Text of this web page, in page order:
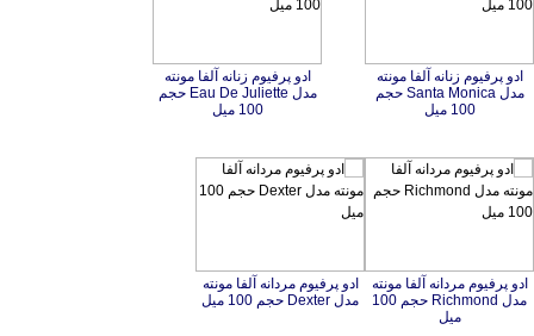
ادو پرفیوم زنانه آلفا مونته
مدل Santa Monica حجم
100 میل
ادو پرفیوم زنانه آلفا مونته
مدل Eau De Juliette حجم
100 میل
ادو پرفیوم مردانه آلفا مونته
مدل Richmond حجم 100
میل
ادو پرفیوم مردانه آلفا مونته
مدل Dexter حجم 100 میل